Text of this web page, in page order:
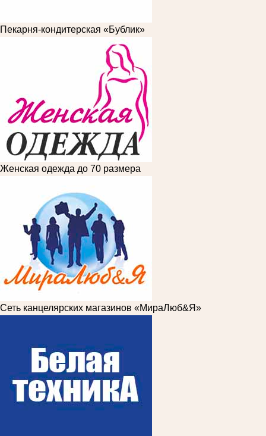
Пекарня-кондитерская «Бублик»
Женская одежда до 70 размера
Сеть канцелярских магазинов «МираЛюб&Я»